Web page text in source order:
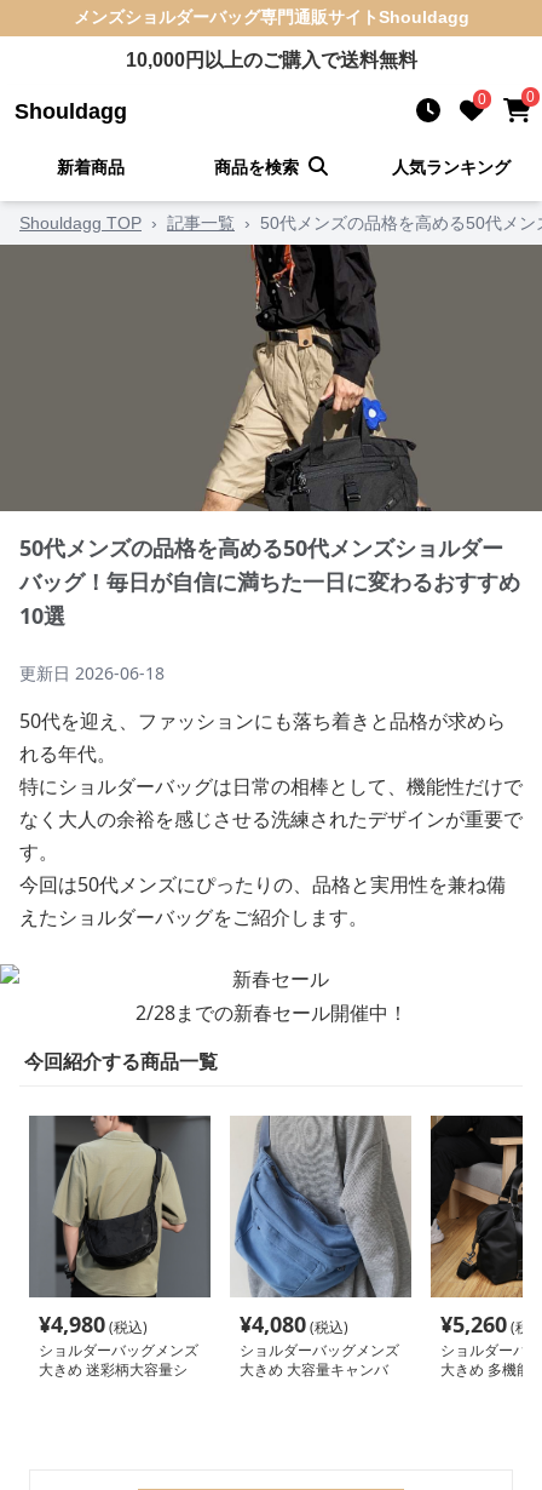
メンズショルダーバッグ専門通販サイトShouldagg
10,000円以上のご購入で送料無料
Shouldagg 0 0
新着商品 商品を検索 人気ランキング
Shouldagg TOP › 記事一覧 › 50代メンズの品格を高める50代メ
50代メンズの品格を高める50代メンズショルダー
バッグ！毎日が自信に満ちた一日に変わるおすすめ
10選
更新日 2026-06-18
50代を迎え、ファッションにも落ち着きと品格が求めら
れる年代。
特にショルダーバッグは日常の相棒として、機能性だけで
なく大人の余裕を感じさせる洗練されたデザインが重要で
す。
今回は50代メンズにぴったりの、品格と実用性を兼ね備
えたショルダーバッグをご紹介します。
2/28までの新春セール開催中！
今回紹介する商品一覧
¥4,980(税込)
ショルダーバッグメンズ
大きめ 迷彩柄大容量シ
¥4,080(税込)
ショルダーバッグメンズ
大きめ 大容量キャンバ
¥5,260(税
ショルダーバ
大きめ 多機能